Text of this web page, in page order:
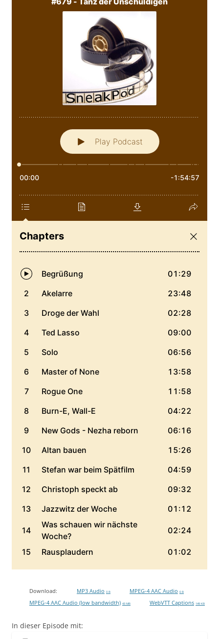
Download: MP3 Audio 0 B MPEG-4 AAC Audio 0 B
MPEG-4 AAC Audio (low bandwidth) 43 MB WebVTT Captions 149 KB
In dieser Episode mit: